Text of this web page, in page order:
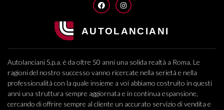
FACEBOOKINSTAGRAM
Autolanciani S.p.a. è da oltre 50 anni una solida realtà a Roma. Le
ragioni del nostro successo vanno ricercate nella serietà e nella
professionalità con la quale insieme a voi abbiamo costruito in questi
anni una struttura sempre aggiornata e in continua espansione,
cercando di offrire sempre al cliente un accurato servizio di vendita e